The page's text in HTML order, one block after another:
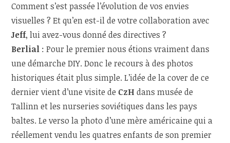
Comment s’est passée l’évolution de vos envies
visuelles ? Et qu’en est-il de votre collaboration avec
Jeff, lui avez-vous donné des directives ?
Berlial : Pour le premier nous étions vraiment dans
une démarche DIY. Donc le recours à des photos
historiques était plus simple. L’idée de la cover de ce
dernier vient d’une visite de CzHdans musée de
Tallinn et les nurseries soviétiques dans les pays
baltes. Le verso la photo d’une mère américaine qui a
réellement vendu les quatres enfants de son premier